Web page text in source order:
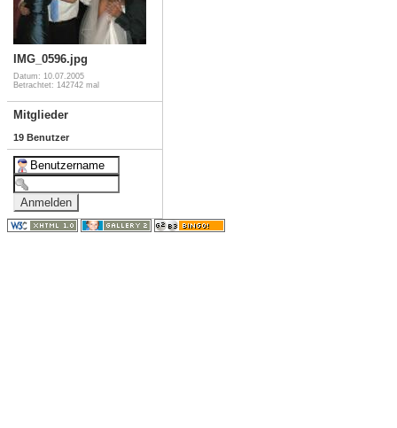
IMG_0596.jpg
Datum: 10.07.2005
Betrachtet: 142742 mal
Mitglieder
19 Benutzer